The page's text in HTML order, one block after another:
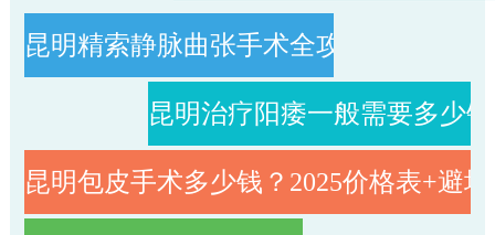
昆明精索静脉曲张手术全攻略：从检查
昆明治疗阳痿一般需要多少
昆明包皮手术多少钱？2025价格表+避